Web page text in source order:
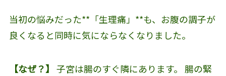
当初の悩みだった**「生理痛」**も、お腹の調子が
良くなると同時に気にならなくなりました。
【なぜ？】 子宮は腸のすぐ隣にあります。 腸の緊